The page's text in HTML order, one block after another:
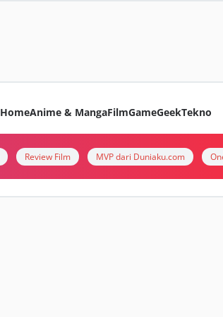
HomeAnime & MangaFilmGameGeekTekno
Review Film MVP dari Duniaku.com